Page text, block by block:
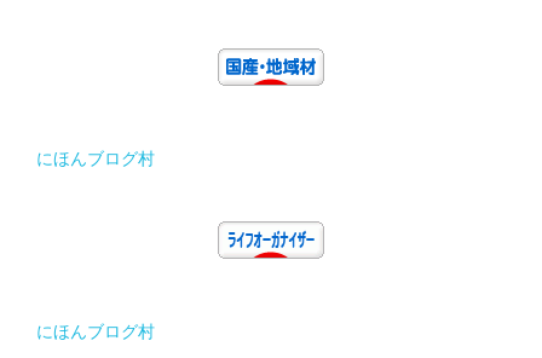
にほんブログ村
にほんブログ村